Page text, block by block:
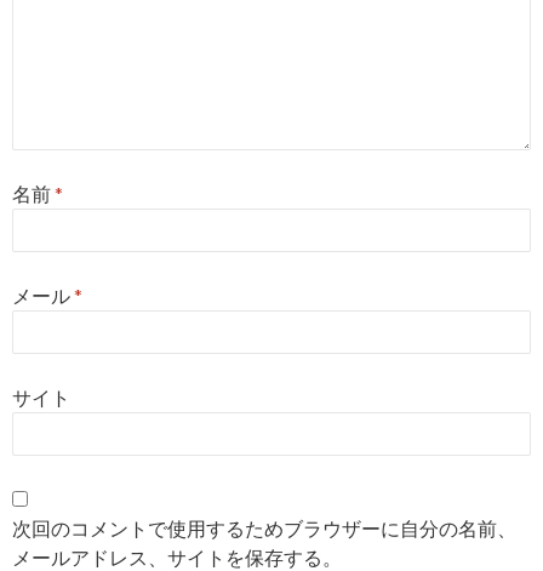
名前*
メール*
サイト
次回のコメントで使用するためブラウザーに自分の名前、
メールアドレス、サイトを保存する。